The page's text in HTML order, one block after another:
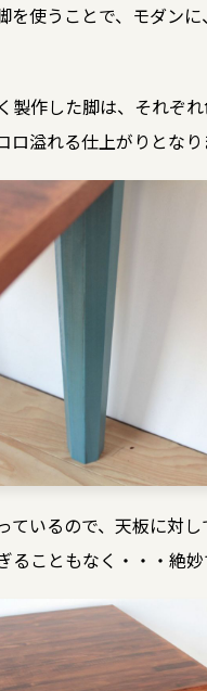
を使うことで、モダンに
製作した脚は、それぞ
ロ溢れる仕上がりとなり
ているので、天板に対
ることもなく・・・絶妙